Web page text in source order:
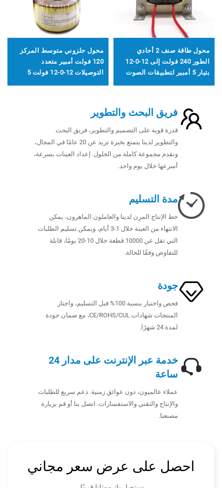
محول طاقة صنف 2 أحادي
الطور 240 فولت إلى 12-0-12
بتيار 5 أمبير لتطبيقات الصوت
محول حلزوني متوسط المركز
120 فولت أمبير متعدد
التوصيلات 12-0-12 فولت 5
120 فولت
فريق البحث والتطوير
قدرة قوية على التصميم والتطوير، فريق البحث
والتطوير لدينا يتمتع بخبرة تزيد عن 20 عامًا في المجال،
ونقدم مجموعة كاملة من الحلول. إعداد العينات بسرعة،
أسرعها خلال يوم واحد.
مدة التسليم
خط الإنتاج المرِن لدينا والعاملون الماهرون، يمكن
الانتهاء من العينة خلال 1-3 أيام، ويمكن تسليم الطلبات
التي تقل عن 10000 قطعة خلال 10-20 يومًا، قابلة
للتفاوض وفقًا للحالة.
جودة
فحص واختبار بنسبة 100% قبل التسليم، واجتاز
المنتجات شهادات CE/ROHS/CUL، مع ضمان جودة
لمدة 24 شهرًا.
خدمة عبر الإنترنت على مدار 24
ساعة
عملاء عالميون، دون عوائق زمنية. دعم سريع للطلبات
والإنتاج والتقني والاستفسارات. اتصل بنا أو قم بزيارة
مصنعنا.
احصل على عرض سعر مجاني